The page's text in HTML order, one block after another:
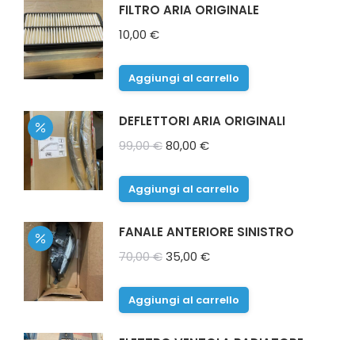
FILTRO ARIA ORIGINALE
10,00 €
Aggiungi al carrello
DEFLETTORI ARIA ORIGINALI
99,00€Il
originale
99,00 €.
80,00 €Il
attuale
80,00 €.
Aggiungi al carrello
FANALE ANTERIORE SINISTRO
70,00€Il
originale
35,00 €Il
attuale
Aggiungi al carrello